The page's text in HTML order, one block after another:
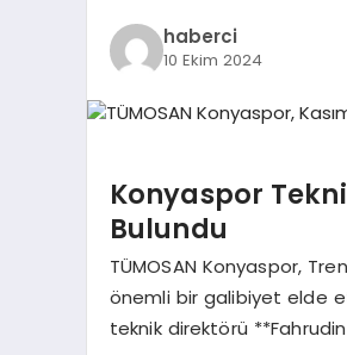
haberci
10 Ekim 2024
Konyaspor
Bulundu
TÜMOSAN Konyaspor,
önemli bir galibiyet elde
teknik direktörü